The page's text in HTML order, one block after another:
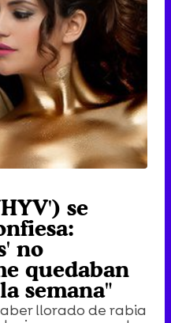
se
no
quedaban
semana"
llorado de rabia